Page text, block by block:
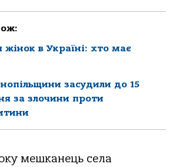
жінок в Україні: хто має
засудили до 15
за злочини проти
мешканець села